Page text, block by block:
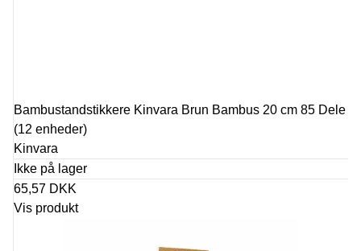
Bambustandstikkere Kinvara Brun Bambus 20 cm 85 Dele
(12 enheder)
Kinvara
Ikke på lager
65,57 DKK
Vis produkt